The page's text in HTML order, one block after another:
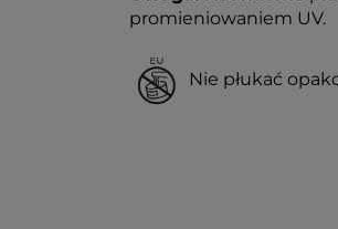
promieniowaniem UV.
Nie płukać